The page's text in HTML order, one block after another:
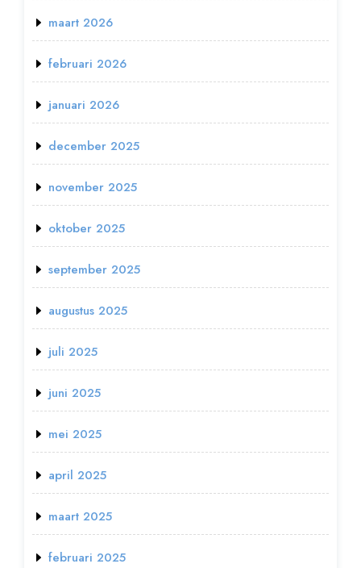
maart 2026
februari 2026
januari 2026
december 2025
november 2025
oktober 2025
september 2025
augustus 2025
juli 2025
juni 2025
mei 2025
april 2025
maart 2025
februari 2025